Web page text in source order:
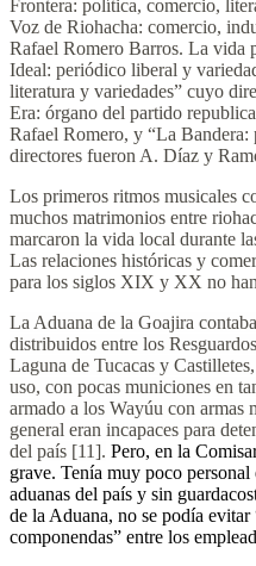
Frontera: política, comercio,
Voz de Riohacha: comercio,
Rafael Romero Barros. La vida
Ideal: periódico liberal y
literatura y variedades” cuyo
Era: órgano del partido
Rafael Romero, y “La Bandera:
directores fueron A. Díaz y
Los primeros ritmos musicales
muchos matrimonios entre
marcaron la vida local durante
Las relaciones históricas y
para los siglos XIX y XX no
La Aduana de la Goajira
distribuidos entre los
Laguna de Tucacas y
uso, con pocas municiones en
armado a los Wayúu con armas
general eran incapaces para
del país [11]. Pero, en la
grave. Tenía muy poco
aduanas del país y sin
de la Aduana, no se podía
componendas” entre los